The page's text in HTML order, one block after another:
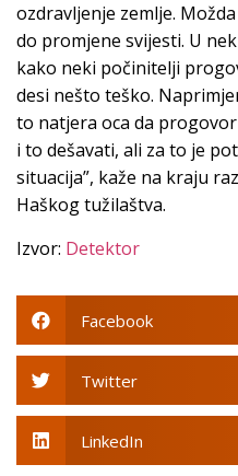
ozdravljenje zemlje.
do promjene svijesti. U
kako neki počinitelji
desi nešto teško.
to natjera oca da
i to dešavati, ali za to je
situacija”, kaže na kraju
Haškog tužilaštva.
Izvor: Detektor
Facebook
Twitter
LinkedIn